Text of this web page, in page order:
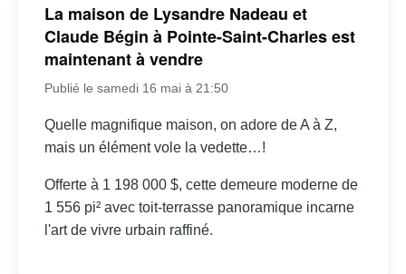
La maison de Lysandre Nadeau et
Claude Bégin à Pointe-Saint-Charles est
maintenant à vendre
Publié le samedi 16 mai à 21:50
Quelle magnifique maison, on adore de A à Z,
mais un élément vole la vedette…!
Offerte à 1 198 000 $, cette demeure moderne de
1 556 pi² avec toit-terrasse panoramique incarne
l'art de vivre urbain raffiné.